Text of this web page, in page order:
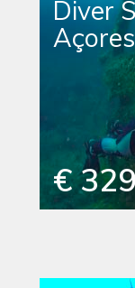
Diver
Açores
€